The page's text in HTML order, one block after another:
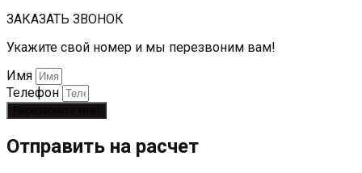
ЗАКАЗАТЬ ЗВОНОК
Укажите свой номер и мы перезвоним вам!
Имя
Телефон
Перезвоните мне!
Отправить на расчет